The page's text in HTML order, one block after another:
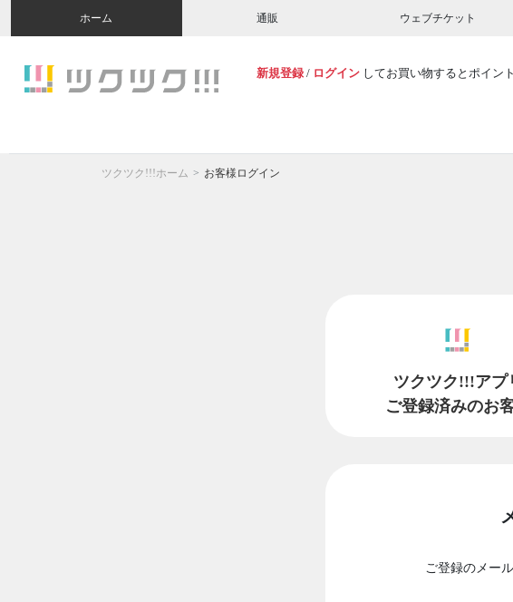
ホーム 通販 ウェブチケット
新規登録 / ログイン してお買い物するとポイン
ツクツク!!!ホーム お客様ログイン
ツクツク!!!アプ
ご登録済みのお
ご登録のメー